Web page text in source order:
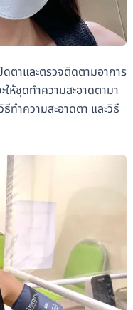
ตาและตรวจติดตามอาการ
ห้ชุดทำความสะอาดตามา
ทำความสะอาดตา และวิธี